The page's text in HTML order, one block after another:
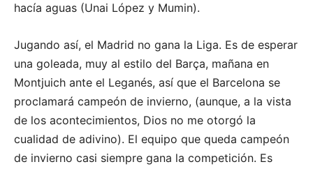
hacía aguas (Unai López y Mumin).
Jugando así, el Madrid no gana la Liga. Es de esperar
una goleada, muy al estilo del Barça, mañana en
Montjuich ante el Leganés, así que el Barcelona se
proclamará campeón de invierno, (aunque, a la vista
de los acontecimientos, Dios no me otorgó la
cualidad de adivino). El equipo que queda campeón
de invierno casi siempre gana la competición. Es